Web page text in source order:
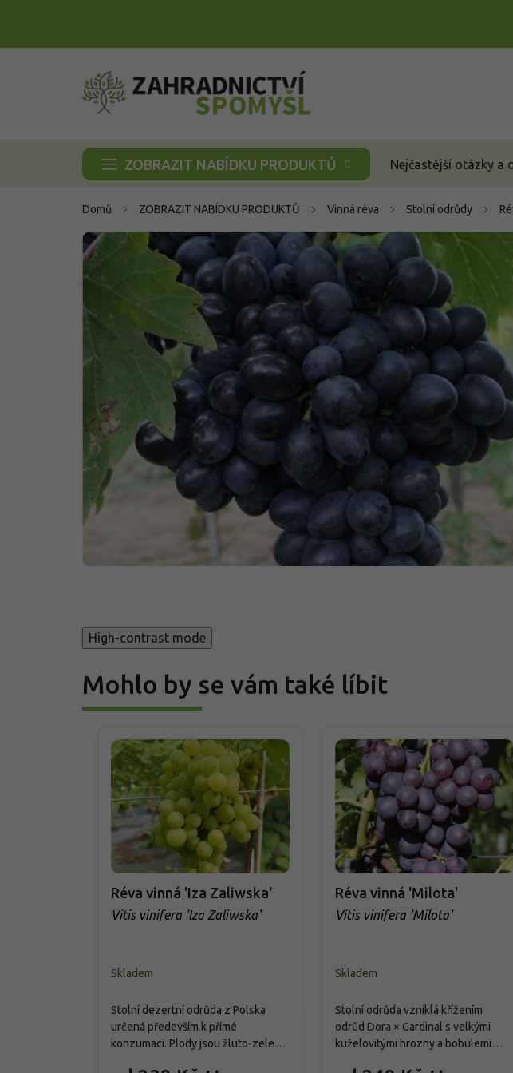
ZOBRAZIT NABÍDKU PRODUKTŮ Nejčastější otázky a
Domů ZOBRAZIT NABÍDKU PRODUKTŮ Vinná réva Stolní odrůdy
High-contrast mode
Mohlo by se vám také líbit
Réva vinná 'Iza Zaliwska'
Vitis vinifera 'Iza Zaliwska'
Skladem
Stolní dezertní odrůda z Polska
určená především k přímé
konzumaci. Plody jsou žluto-zelené
Réva vinná 'Milota'
Vitis vinifera 'Milota'
Skladem
Stolní odrůda vzniklá křížením
odrůd Dora × Cardinal s velkými
kuželovitými hrozny a bobulemi